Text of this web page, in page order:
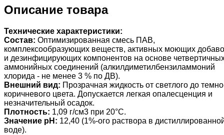
Описание товара
Технические характеристики:
Состав: Оптимизированная смесь ПАВ,
комплексообразующих веществ, активных моющих
и дезинфицирующих компонентов на основе
аммонийных соединений (алкилдиметилбензиламмоний
хлорида - не менее 3 % по ДВ).
Внешний вид: Прозрачная жидкость от светлого до
коричневого цвета. Допускается легкая опалесценция и
незначительный осадок.
Плотность: 1,09 г/см3 при 20°С.
Значение pH: 12,40 (1%-ого раствора в
воде).